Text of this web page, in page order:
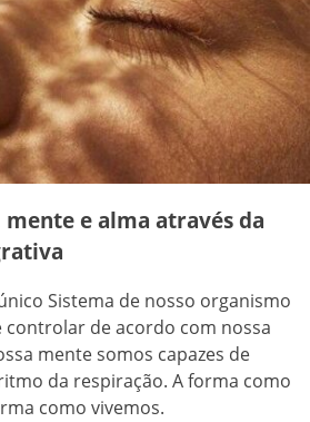
e alma através da
Sistema de nosso organismo
controlar de acordo com nossa
mente somos capazes de
da respiração. A forma como
como vivemos.